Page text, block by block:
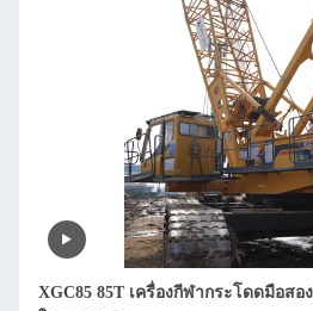
XGC85 85T เครื่องกีฬากระโดดมือส